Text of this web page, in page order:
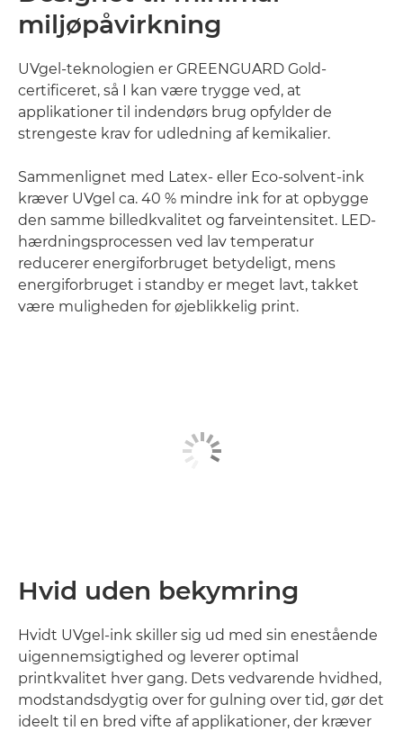
miljøpåvirkning
UVgel-teknologien er GREENGUARD Gold-
certificeret, så I kan være trygge ved, at
applikationer til indendørs brug opfylder de
strengeste krav for udledning af kemikalier.
Sammenlignet med Latex- eller Eco-solvent-ink
kræver UVgel ca. 40 % mindre ink for at opbygge
den samme billedkvalitet og farveintensitet. LED-
hærdningsprocessen ved lav temperatur
reducerer energiforbruget betydeligt, mens
energiforbruget i standby er meget lavt, takket
være muligheden for øjeblikkelig print.
Hvid uden bekymring
Hvidt UVgel-ink skiller sig ud med sin enestående
uigennemsigtighed og leverer optimal
printkvalitet hver gang. Dets vedvarende hvidhed,
modstandsdygtig over for gulning over tid, gør det
ideelt til en bred vifte af applikationer, der kræver